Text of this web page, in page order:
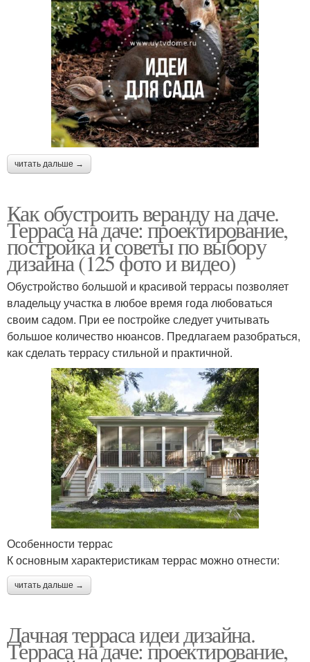
читать дальше →
Как обустроить веранду на даче.
Терраса на даче: проектирование,
постройка и советы по выбору
дизайна (125 фото и видео)
Обустройство большой и красивой террасы позволяет
владельцу участка в любое время года любоваться
своим садом. При ее постройке следует учитывать
большое количество нюансов. Предлагаем разобраться,
как сделать террасу стильной и практичной.
Особенности террас
К основным характеристикам террас можно отнести:
читать дальше →
Дачная терраса идеи дизайна.
Терраса на даче: проектирование,